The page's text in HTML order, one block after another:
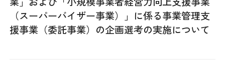
（スーパーバイザー事業）」に係る事業管理支
援事業（委託事業）の企画選考の実施について